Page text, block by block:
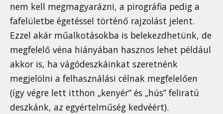
nem kell megmagyarázni, a pirográfia pedig a
fafelületbe égetéssel történő rajzolást jelent.
Ezzel akár műalkotásokba is belekezdhetünk, de
megfelelő véna hiányában hasznos lehet például
akkor is, ha vágódeszkáinkat szeretnénk
megjelölni a felhasználási célnak megfelelően
(így végre lett itthon „kenyér” és „hús” feliratú
deszkánk, az egyértelműség kedvéért).